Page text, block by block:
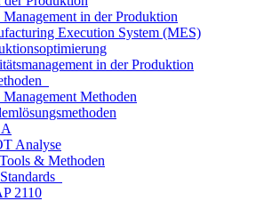
Management in der Produktion
Execution System (MES)
in der Produktion
Management Methoden
Analyse
& Methoden
2110